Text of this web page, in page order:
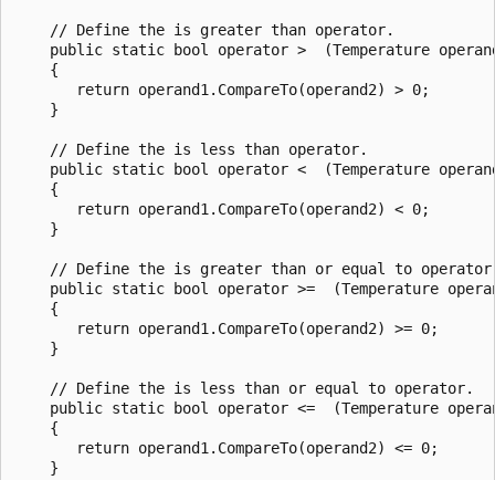
    // Define the is greater than operator.
public static bool operator >  (Temperature
    {
       return operand1.CompareTo(operand2) > 0;
    }
    // Define the is less than operator.
public static bool operator <  (Temperature
    {
       return operand1.CompareTo(operand2) < 0;
    }
// Define the is greater than or equal to
public static bool operator >=  (Temperature
    {
       return operand1.CompareTo(operand2) >= 0;
    }
    // Define the is less than or equal to operator.
public static bool operator <=  (Temperature
    {
       return operand1.CompareTo(operand2) <= 0;
    }